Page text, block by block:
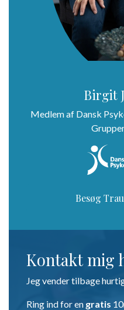
Birgit
Medlem af Dansk
Besøg
Kontakt mig
Jeg vender tilbage
Ring ind for en gratis